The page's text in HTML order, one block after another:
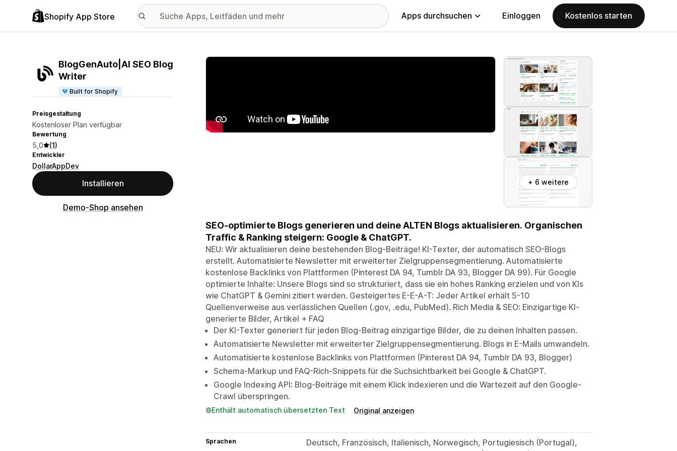
Shopify App Store Apps durchsuchen Einloggen Kostenlos starten
BlogGenAuto|AI SEO Blog
Writer
Built for Shopify
Preisgestaltung
Kostenloser Plan verfügbar
Bewertung
5,0 (1)
Entwickler
DollarAppDev
Installieren
Demo-Shop ansehen
Vorgestellte Bildergalerie
+ 6 weitere
SEO-optimierte Blogs generieren und deine ALTEN Blogs aktualisieren. Organischen
Traffic & Ranking steigern: Google & ChatGPT.
NEU: Wir aktualisieren deine bestehenden Blog-Beiträge! KI-Texter, der automatisch SEO-Blogs
erstellt. Automatisierte Newsletter mit erweiterter Zielgruppensegmentierung. Automatisierte
kostenlose Backlinks von Plattformen (Pinterest DA 94, Tumblr DA 93, Blogger DA 99). Für Google
optimierte Inhalte: Unsere Blogs sind so strukturiert, dass sie ein hohes Ranking erzielen und von KIs
wie ChatGPT & Gemini zitiert werden. Gesteigertes E-E-A-T: Jeder Artikel erhält 5-10
Quellenverweise aus verlässlichen Quellen (.gov, .edu, PubMed). Rich Media & SEO: Einzigartige KI-
generierte Bilder, Artikel + FAQ
Der KI-Texter generiert für jeden Blog-Beitrag einzigartige Bilder, die zu deinen Inhalten passen.
Automatisierte Newsletter mit erweiterter Zielgruppensegmentierung. Blogs in E-Mails umwandeln.
Automatisierte kostenlose Backlinks von Plattformen (Pinterest DA 94, Tumblr DA 93, Blogger)
Schema-Markup und FAQ-Rich-Snippets für die Suchsichtbarkeit bei Google & ChatGPT.
Google Indexing API: Blog-Beiträge mit einem Klick indexieren und die Wartezeit auf den Google-
Crawl überspringen.
Enthält automatisch übersetzten Text Original anzeigen
Sprachen
Deutsch, Französisch, Italienisch, Norwegisch, Portugiesisch (Portugal),